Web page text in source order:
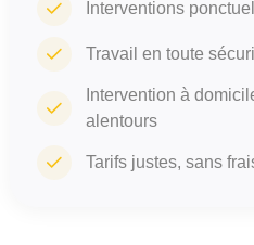
Interventions
Travail en toute
Intervention à
alentours
Tarifs justes, sans